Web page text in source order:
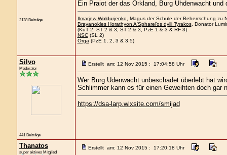
2128 Beiträge
Ein Praiot der das Orkland, Burg Uhdenwacht
Ilmarjew Woldurjenko, Magus der Schule der Beherrschung zu
Brayanokles Horathyon A'Sphareïos dylli Tyrakos, Donator
(KuT 2, ST 2 & 3, ST 2 & 3, PzE 1 & 3 & RF 3)
NSC(SL 2)
Orga (PzE 1, 2, 3 & 3.5)
Silvo
Moderator
441 Beiträge
Erstellt am: 12 Nov 2015 : 17:04:58 Uhr
Wer Burg Udenwacht unbeschadet überlebt hat
Schlimmer kann es für einen Geweihten doch gar
https://dsa-larp.wixsite.com/smijad
Thanatos
super aktives Mitglied
Erstellt am: 12 Nov 2015 : 17:20:18 Uhr